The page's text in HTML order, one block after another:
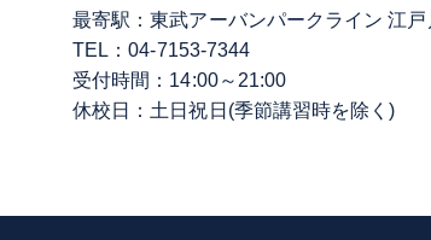
最寄駅：東武アーバンパークライン 江戸
TEL：04-7153-7344
受付時間：14:00～21:00
休校日：土日祝日(季節講習時を除く)